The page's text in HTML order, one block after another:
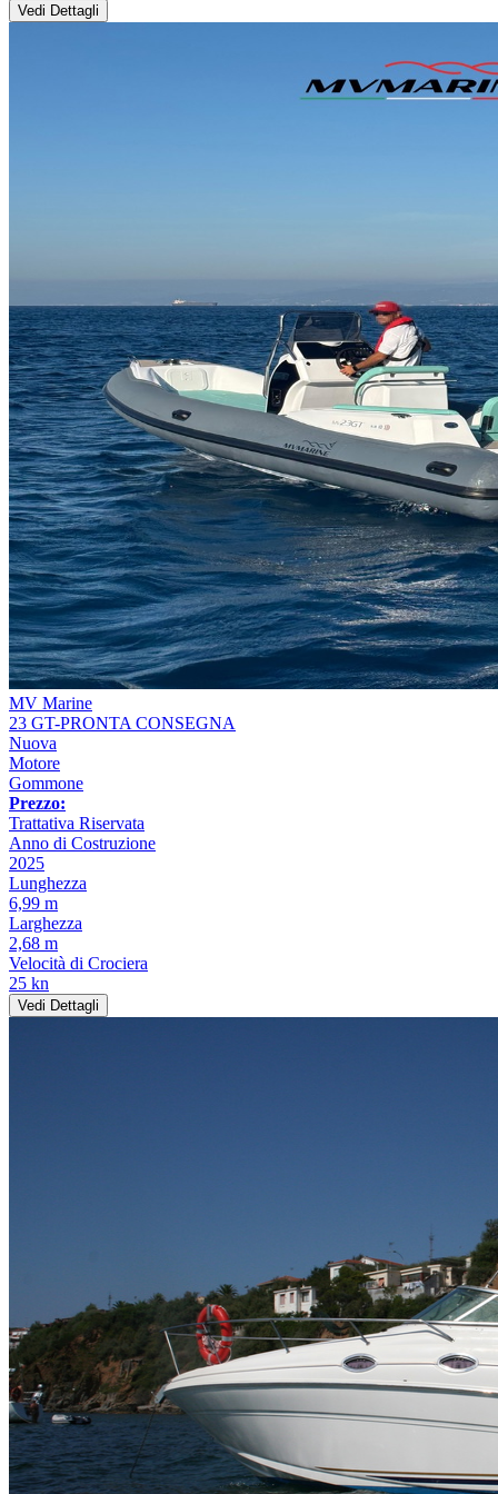
Vedi Dettagli
MV Marine
23 GT-PRONTA CONSEGNA
Nuova
Motore
Gommone
Prezzo:
Trattativa Riservata
Anno di Costruzione
2025
Lunghezza
6,99 m
Larghezza
2,68 m
Velocità di Crociera
25 kn
Vedi Dettagli